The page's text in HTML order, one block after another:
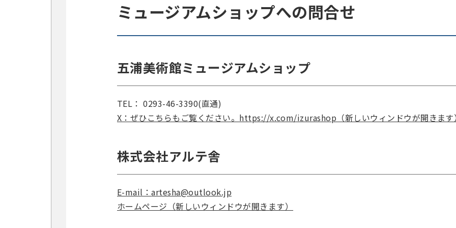
ミュージアムショップへの問合せ
五浦美術館ミュージアムショップ
TEL： 0293-46-3390(直通)
X：ぜひこちらもご覧ください。https://x.com/izurashop（新しいウィンドウが開きます
株式会社アルテ舎
E-mail：artesha@outlook.jp
ホームページ（新しいウィンドウが開きます）